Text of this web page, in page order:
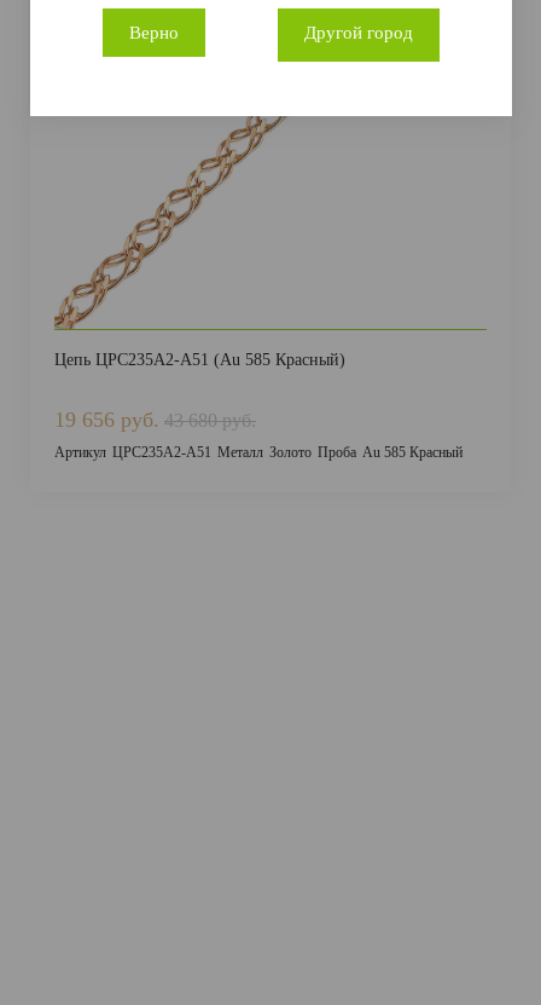
Цепь ЦРС235А2-А51 (Au 585 Красный)
19 656 руб. 43 680 руб.
Артикул ЦРС235А2-А51 Металл Золото Проба Au 585 Красный
Верно Другой город